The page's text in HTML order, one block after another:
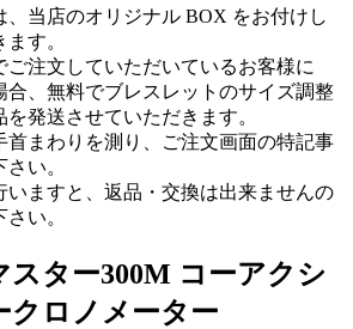
、当店のオリジナル BOX をお付けし
す。
ご注文していただいているお客様に
合、無料でブレスレットのサイズ調整
を発送させていただきます。
首まわりを測り、ご注文画面の特記事
い。
いますと、返品・交換は出来ませんの
い。
スター300M コーアクシ
クロノメーター